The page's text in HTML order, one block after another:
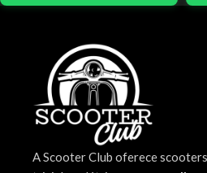
A Scooter Club oferece